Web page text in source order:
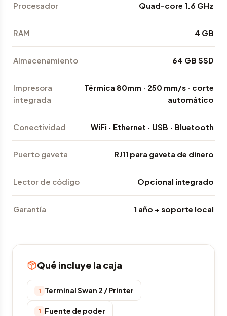
Procesador Quad-core 1.6 GHz
RAM 4 GB
Almacenamiento 64 GB SSD
Impresora
integrada
Térmica 80mm · 250 mm/s · corte
automático
Conectividad WiFi · Ethernet · USB · Bluetooth
Puerto gaveta RJ11 para gaveta de dinero
Lector de código Opcional integrado
Garantía 1 año + soporte local
Qué incluye la caja
1 Terminal Swan 2 / Printer
1 Fuente de poder